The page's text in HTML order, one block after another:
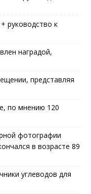
руководство к
наградой,
представляя
по мнению 120
фотографии
в возрасте 89
углеводов для